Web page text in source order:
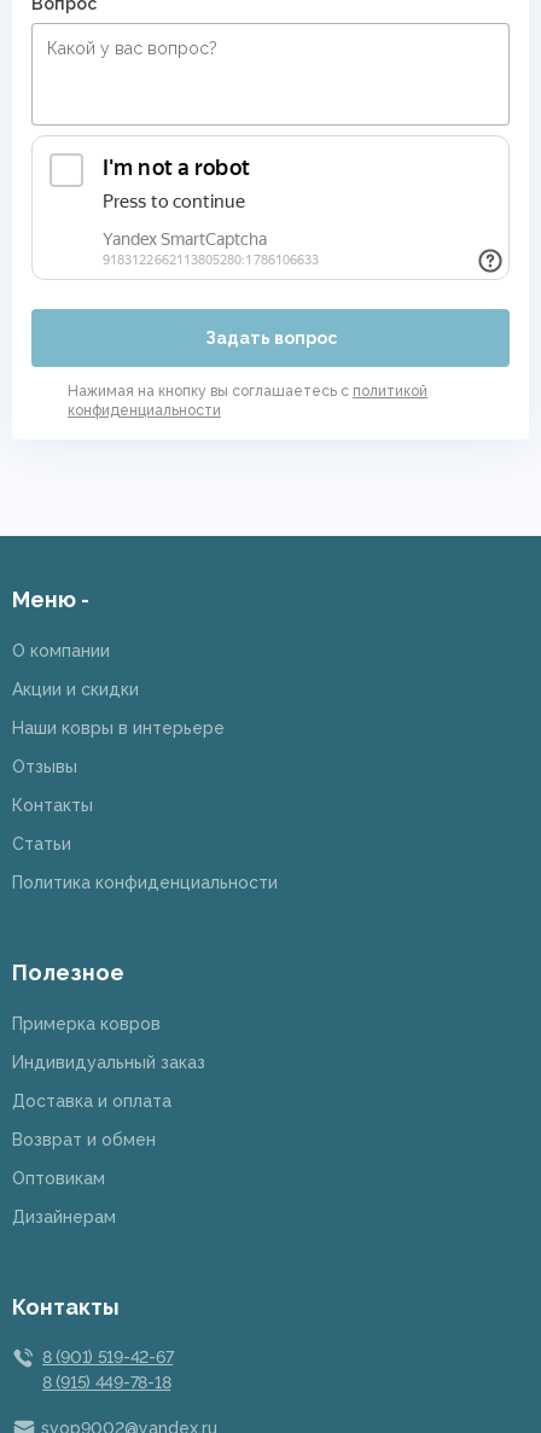
Ковровые дорожки шириной 120 см
Ковровые дорожки шириной 150 см
Современные ковры в спальню
Задать вопрос
Нажимая на кнопку вы соглашаетесь с политикой
конфиденциальности
Меню -
О компании
Акции и скидки
Наши ковры в интерьере
Отзывы
Контакты
Статьи
Политика конфиденциальности
Полезное
Примерка ковров
Индивидуальный заказ
Доставка и оплата
Возврат и обмен
Оптовикам
Дизайнерам
Контакты
8 (901) 519-42-67
8 (915) 449-78-18
svop9002@yandex.ru